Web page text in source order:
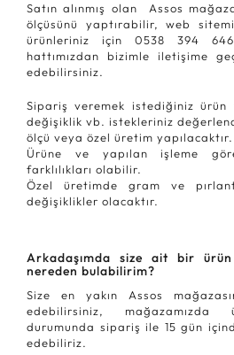
Satın alınmış olan Assos
ölçüsünü yaptırabilir, web
ürünleriniz için 0538 394
hattımızdan bizimle iletişime
edebilirsiniz.
Sipariş veremek istediğiniz ürün
değişiklik vb. istekleriniz
ölçü veya özel üretim yapılacaktır.
Ürüne ve yapılan işleme
farklılıkları olabilir.
Özel üretimde gram ve
değişiklikler olacaktır.
Arkadaşımda size ait bir ürün
nereden bulabilirim?
Size en yakın Assos
edebilirsiniz, mağazamızda
durumunda sipariş ile 15 gün
edebiliriz.